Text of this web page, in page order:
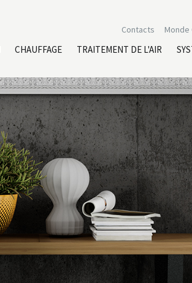
Monde
Contacts
CHAUFFAGE TRAITEMENT DE L'AIR